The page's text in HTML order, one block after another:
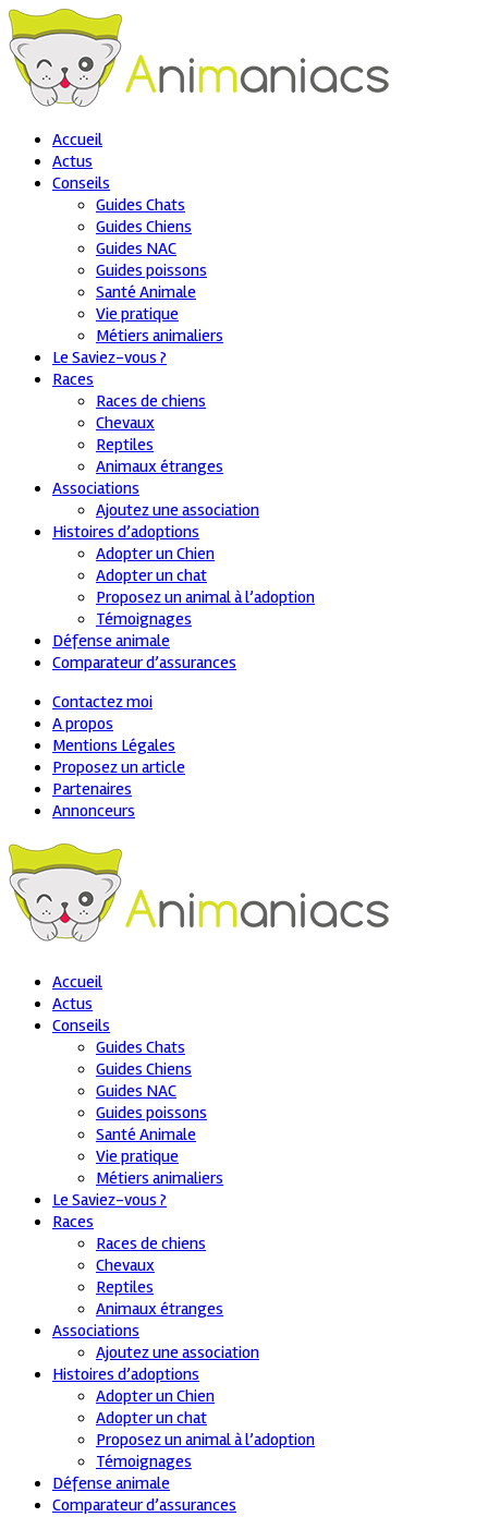
Accueil
Actus
Conseils
Guides Chats
Guides Chiens
Guides NAC
Guides poissons
Santé Animale
Vie pratique
Métiers animaliers
Le Saviez-vous ?
Races
Races de chiens
Chevaux
Reptiles
Animaux étranges
Associations
Ajoutez une association
Histoires d’adoptions
Adopter un Chien
Adopter un chat
Proposez un animal à l’adoption
Témoignages
Défense animale
Comparateur d’assurances
Contactez moi
A propos
Mentions Légales
Proposez un article
Partenaires
Annonceurs
Accueil
Actus
Conseils
Guides Chats
Guides Chiens
Guides NAC
Guides poissons
Santé Animale
Vie pratique
Métiers animaliers
Le Saviez-vous ?
Races
Races de chiens
Chevaux
Reptiles
Animaux étranges
Associations
Ajoutez une association
Histoires d’adoptions
Adopter un Chien
Adopter un chat
Proposez un animal à l’adoption
Témoignages
Défense animale
Comparateur d’assurances